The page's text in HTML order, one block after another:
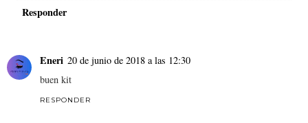
Responder
Eneri 20 de junio de 2018 a las 12:30
buen kit
RESPONDER